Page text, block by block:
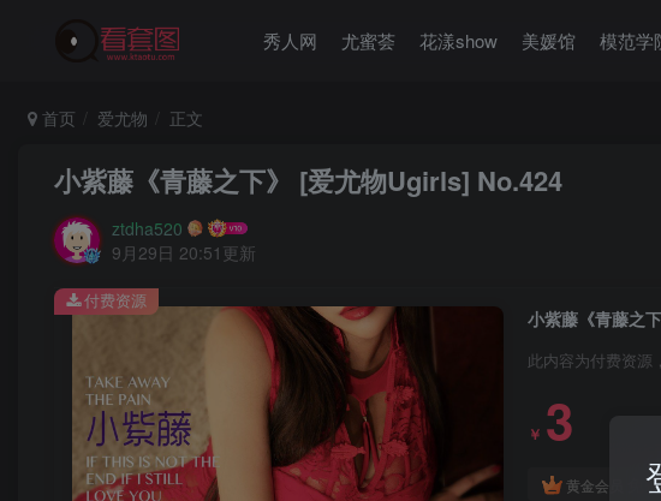
秀人网 尤蜜荟 花漾show 美媛馆 模范学
首页 爱尤物 正文
小紫藤《青藤之下》 [爱尤物Ugirls] No.424
ztdha520
9月29日 20:51更新
小紫藤《青藤之
此内容为付费资源
￥ 3
黄金会员 免费
付费资源